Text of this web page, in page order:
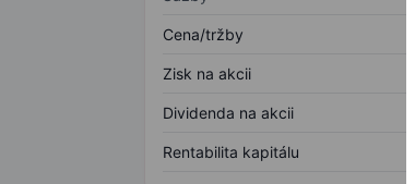
Cena/tržby
Zisk na akcii
Dividenda na akcii
Rentabilita kapitálu